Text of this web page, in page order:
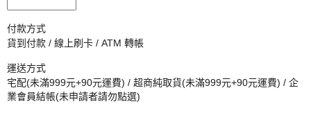
付款方式
貨到付款 / 線上刷卡 / ATM 轉帳
運送方式
宅配(未滿999元+90元運費) / 超商純取貨(未滿999元+90元運費) / 企
業會員結帳(未申請者請勿點選)